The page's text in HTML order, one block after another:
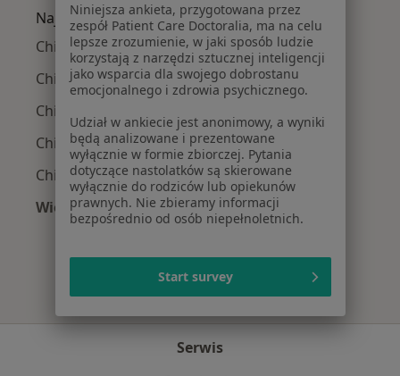
Najpopularniejsze ubezpieczenia
Chirurdzy z Medicover w Warszawie
Chirurdzy z Allianz w Warszawie
Chirurdzy z INTER Polska w Warszawie
Chirurdzy z Signal Iduna w Warszawie
Chirurdzy z Compensa w Warszawie
Więcej (12)
Więcej w kategorii: Najpopularniejsze
Serwis
Niniejsza ankieta, przygotowana przez
zespół Patient Care Doctoralia, ma na celu
lepsze zrozumienie, w jaki sposób ludzie
korzystają z narzędzi sztucznej inteligencji
jako wsparcia dla swojego dobrostanu
emocjonalnego i zdrowia psychicznego.
Udział w ankiecie jest anonimowy, a wyniki
będą analizowane i prezentowane
wyłącznie w formie zbiorczej. Pytania
dotyczące nastolatków są skierowane
wyłącznie do rodziców lub opiekunów
prawnych. Nie zbieramy informacji
bezpośrednio od osób niepełnoletnich.
Start survey